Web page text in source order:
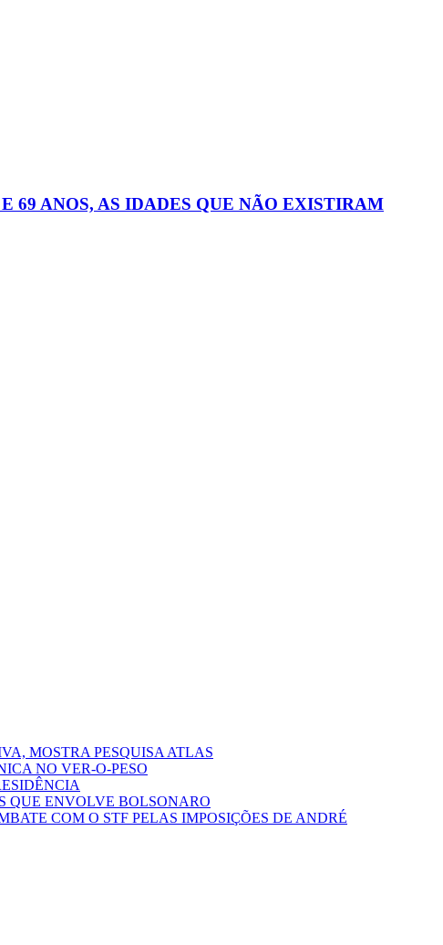
69 ANOS, AS IDADES QUE NÃO EXISTIRAM
MOSTRA PESQUISA ATLAS
NO VER-O-PESO
QUE ENVOLVE BOLSONARO
COM O STF PELAS IMPOSIÇÕES DE ANDRÉ